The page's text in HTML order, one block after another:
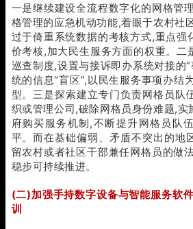
一是继续建设全流程数字化的网格管
格管理的应急机动功能,着眼于农村社
过于倚重系统数据的考核方式,重点强
价考核,加大民生服务方面的权重。二
巡查制度,设置与接诉即办系统对接的
统的信息“盲区”,以民生服务事项办结
型。三是探索建立专门负责网格员队
织或管理公司,破除网格员身份难题,实
府购买服务机制,不断提升网格员队
平。而在基础偏弱、矛盾不突出的地
留农村或者社区干部兼任网格员的做
稳步可持续推进。
(二)加强手持数字设备与智能服务软
训